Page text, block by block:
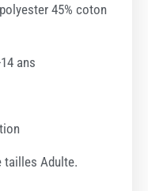
45% coton
ans
tailles Adulte.